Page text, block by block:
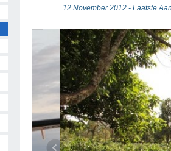
12 November 2012 - Laatste